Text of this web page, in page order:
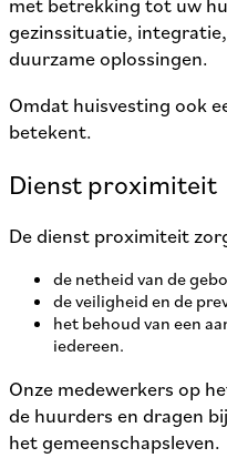
met betrekking tot uw
gezinssituatie,
duurzame oplossingen.
Omdat huisvesting ook
betekent.
Dienst proximiteit
De dienst proximiteit
de netheid van de
de veiligheid en de
het behoud van een
iedereen.
Onze medewerkers op
de huurders en dragen
het gemeenschapsleven.